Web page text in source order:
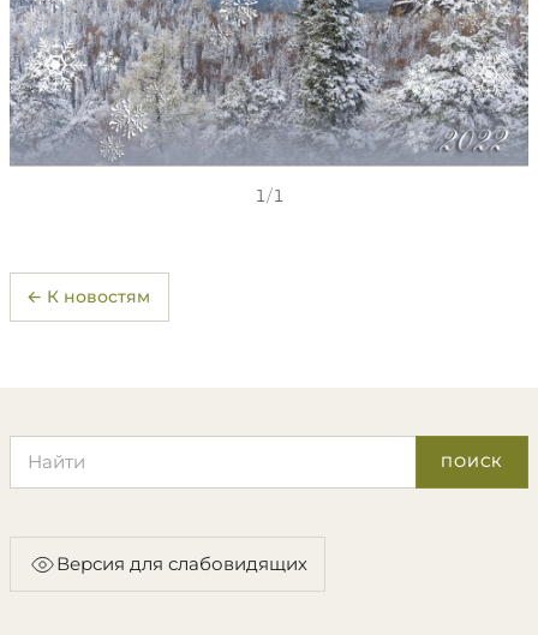
1/1
← К новостям
ПОИСК
Версия для слабовидящих